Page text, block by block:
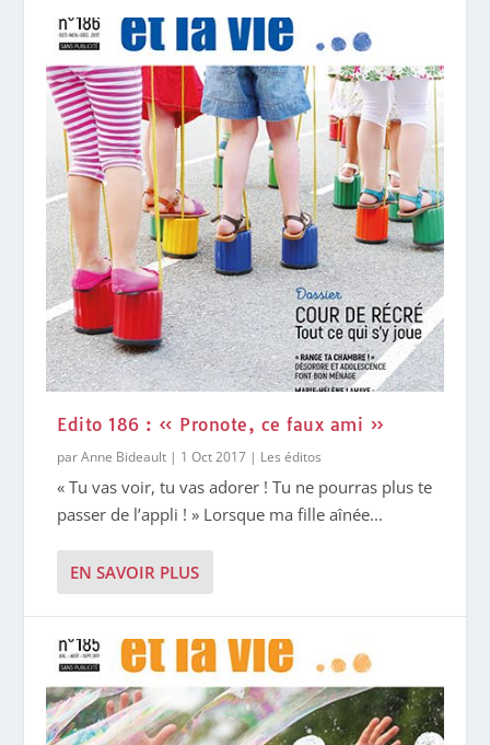
Edito 186 : « Pronote, ce faux ami »
parAnne Bideault | 1 Oct 2017 | Les éditos
« Tu vas voir, tu vas adorer ! Tu ne pourras plus te
passer de l’appli ! » Lorsque ma fille aînée...
EN SAVOIR PLUS